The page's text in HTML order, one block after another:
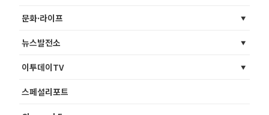
문화·라이프
뉴스발전소
이투데이TV
스페셜리포트